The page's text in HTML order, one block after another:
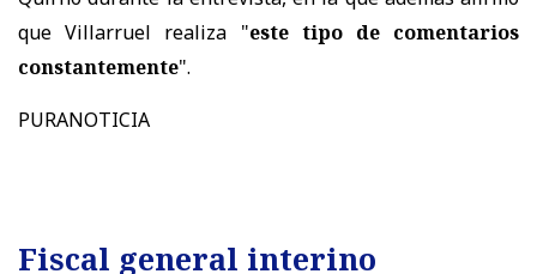
que Villarruel realiza "este tipo de comentarios
constantemente".
PURANOTICIA
Fiscal general interino